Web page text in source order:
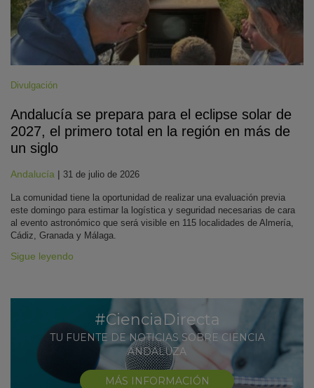
Divulgación
Andalucía se prepara para el eclipse solar de
2027, el primero total en la región en más de
un siglo
Andalucía | 31 de julio de 2026
La comunidad tiene la oportunidad de realizar una evaluación previa
este domingo para estimar la logística y seguridad necesarias de cara
al evento astronómico que será visible en 115 localidades de Almería,
Cádiz, Granada y Málaga.
Sigue leyendo
#CienciaDirecta
TU FUENTE DE NOTICIAS SOBRE CIENCIA
ANDALUZA
MÁS INFORMACIÓN